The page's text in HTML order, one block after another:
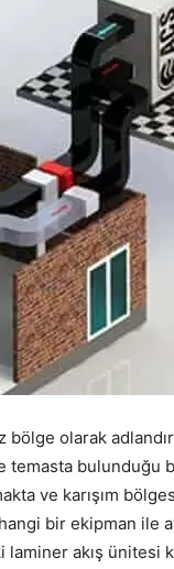
olarak
temasta bulunduğu
ve karışım
bir ekipman ile
akış ünitesi